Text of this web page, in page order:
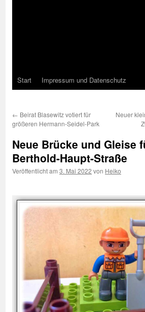
Start Impressum und Datenschutz
← Beirat Blasewitz votiert für
größeren Hermann-Seidel-Park
Neuer
Neue Brücke und Gleise
Berthold-Haupt-Straße
Veröffentlicht am 3. Mai 2022 von Heiko